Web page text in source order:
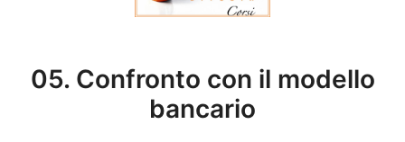
05. Confronto con il modello
bancario